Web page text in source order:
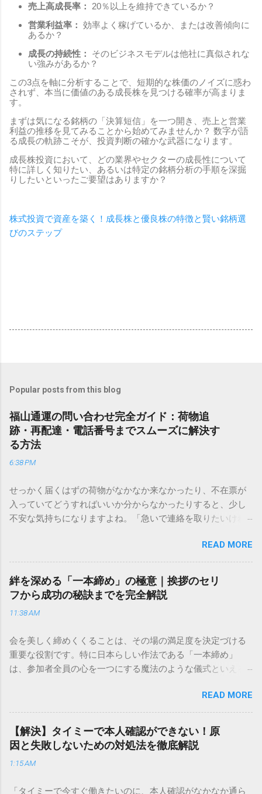
売上高成長率：
20％以上を維持できているか？
営業利益率： 効率よく稼げているか、または改善傾向に
あるか？
成長の持続性：
そのビジネスモデルは他社に真似されな
い強みがあるか？
この3点を軸に分析することで、短期的な株価のノイズに惑わ
されず、本当に価値のある成長株を見つける確率が高まりま
す。
まずは気になる銘柄の「決算短信」を一つ開き、売上と営業
利益の推移を見てみることから始めてみませんか？ 数字が語
る成長の軌跡こそが、投資判断の確かな武器になります。
成長株投資において、どの業界やセクターの成長性について
特に詳しく知りたい、あるいは特定の銘柄分析の手順を深掘
りしたいといったご要望はありますか？
株式投資で資産を築く！成長株と優良株の特徴と賢い銘柄選
びのステップ
Popular posts from this blog
福山通運の問い合わせ完全ガイド：荷物追
跡・再配達・電話番号までスムーズに解決す
る方法
6:38 PM
せっかく届くはずの荷物がなかなか来なかったり、不在票が
入っていてどうすればいいか分からなかったりすると、少し
不安な気持ちになりますよね。「急いで連絡を取りたいけれ
きできる？」といった疑問を抱える方も多いはずです。 福山
通運は企業間物流のイメージが強いかもしれませんが、個人
向けの宅配サービスも非常に充実しています。大切なのは、
目的に合わせた適切な連絡先を選ぶことです。この記事で
は、荷物の追跡確認から営業所への電話連絡、再配達の依頼
手順まで、初めての方でも迷わずに解決できる方法を詳しく
本全国に広範なネットワークを持つ大手運送会社です。特に
重量物や大型の荷物、そして企業間の輸送において圧倒的な
実績を誇ります。 個人で利用する場合、他の宅配業者と少し
いう特徴があります。地域に密着した各拠点が配送をコント
ロールしているため、現場の状況に合わせた柔軟な相談がし
やすいのがメリットです。まずは、今抱えている悩みがどの
サービスで解決できるかを確認していきましょう。 1. 荷物の
るのが最も効率的です。現在の荷物がいったいどこにあるの
READ MORE
絆を深める「一本締め」の極意｜挨拶のセリ
フから成功の秘訣までを完全解説
11:38 AM
会を美しく締めくくることは、その場の満足度を決定づける
重要な役割です。特に日本らしい作法である「一本締め」
は、参加者全員の心を一つにする魔法のような儀式といえる
「手拍子のリズムに自信がない」と不安を感じる方も多いは
ずです。この記事では、ビジネスからカジュアルな集まりま
で、どのような場面でも堂々と立ち振る舞えるための「一本
締め」の作法を、基礎知識から具体的なセリフ例まで丁寧に
解説します。 一本締めとは？その本質と効果 一本締めは、単
に手を叩いて終わらせる作業ではありません。その時間、そ
READ MORE
【解決】タイミーで本人確認ができない！原
因と失敗しないための対処法を徹底解説
1:15 AM
「タイミーで今すぐ働きたいのに、本人確認がなかなか通ら